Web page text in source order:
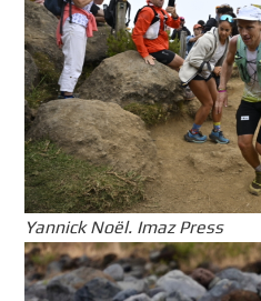
Yannick Noël. Imaz Press